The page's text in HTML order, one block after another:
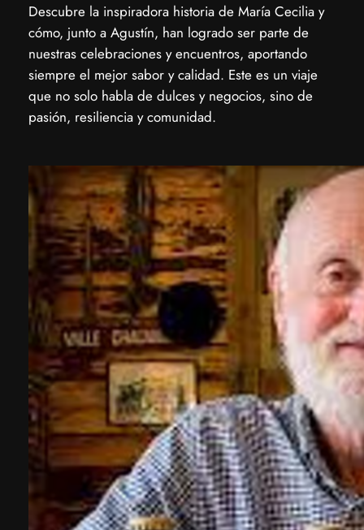
​Descubre la inspiradora historia de María Cecilia y
cómo, junto a Agustín, han logrado ser parte de
nuestras celebraciones y encuentros, aportando
siempre el mejor sabor y calidad. Este es un viaje
que no solo habla de dulces y negocios, sino de
pasión, resiliencia y comunidad.